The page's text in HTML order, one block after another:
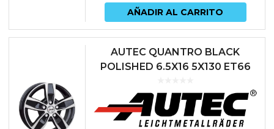
AÑADIR AL CARRITO
AUTEC QUANTRO BLACK
POLISHED 6.5X16 5X130 ET66